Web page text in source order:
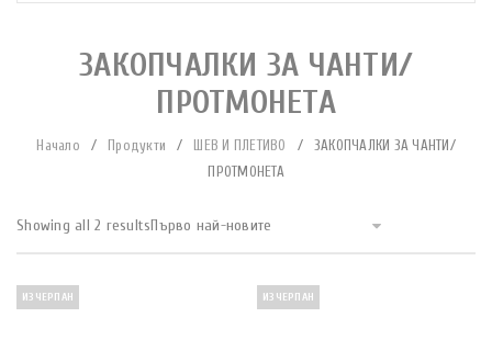
ЗАКОПЧАЛКИ ЗА ЧАНТИ/
ПРОТМОНЕТА
Начало / Продукти / ШЕВ И ПЛЕТИВО /
ЗАКОПЧАЛКИ ЗА ЧАНТИ/
ПРОТМОНЕТА
Showing all 2 resultsПърво най-новите
ИЗЧЕРПАН ИЗЧЕРПАН